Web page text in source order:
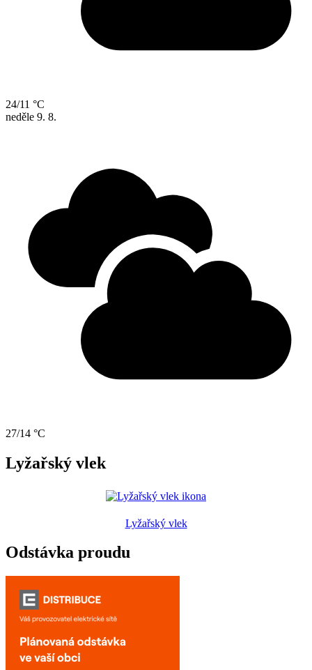
24/11 °C
neděle 9. 8.
27/14 °C
Lyžařský vlek
Lyžařský vlek
Odstávka proudu